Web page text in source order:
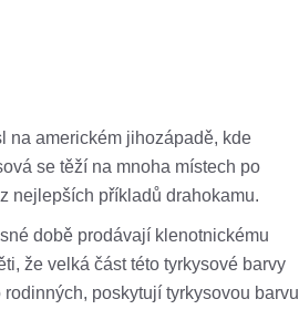
na americkém jihozápadě, kde
se těží na mnoha místech po
nejlepších příkladů drahokamu.
době prodávají klenotnickému
že velká část této tyrkysové barvy
poskytují tyrkysovou barvu